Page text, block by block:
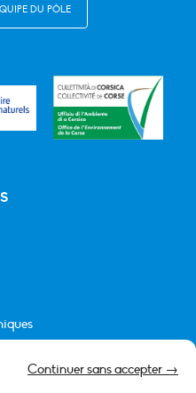
Continuer sans accepter →
DU PÔLE